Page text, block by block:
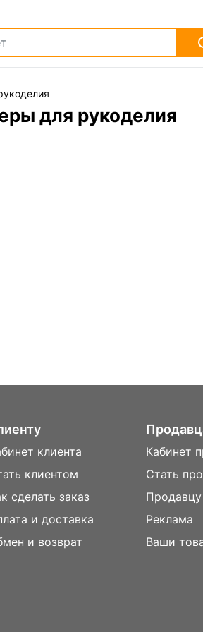
для рукоделия
клиента
клиентом
сделать заказ
и доставка
и возврат
Кабинет
Стать
Продавцу
Реклама
Ваши